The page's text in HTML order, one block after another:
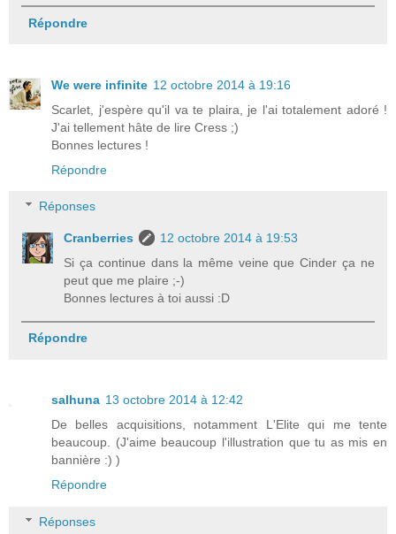
Répondre
We were infinite 12 octobre 2014 à 19:16
Scarlet, j'espère qu'il va te plaira, je l'ai totalement adoré !
J'ai tellement hâte de lire Cress ;)
Bonnes lectures !
Répondre
Réponses
Cranberries
12 octobre 2014 à 19:53
Si ça continue dans la même veine que Cinder ça ne
peut que me plaire ;-)
Bonnes lectures à toi aussi :D
Répondre
salhuna 13 octobre 2014 à 12:42
De belles acquisitions, notamment L'Elite qui me tente
beaucoup. (J'aime beaucoup l'illustration que tu as mis en
bannière :) )
Répondre
Réponses